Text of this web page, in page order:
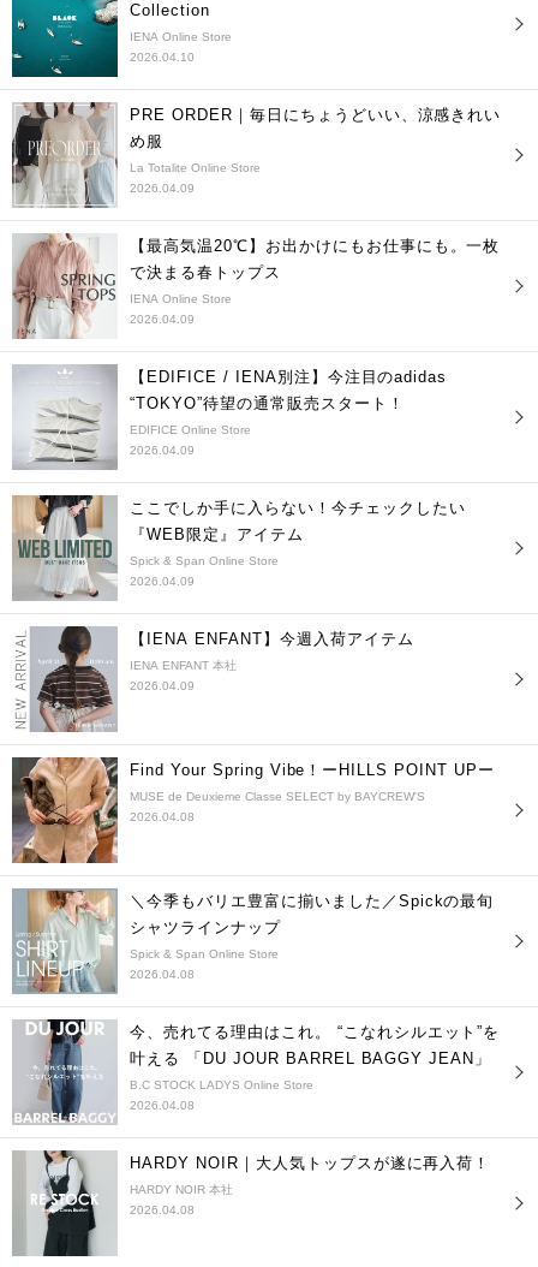
Collection
IENA Online Store
2026.04.10
PRE ORDER｜毎日にちょうどいい、涼感きれい
め服
La Totalite Online Store
2026.04.09
【最高気温20℃】お出かけにもお仕事にも。一枚
で決まる春トップス
IENA Online Store
2026.04.09
【EDIFICE / IENA別注】今注目のadidas
“TOKYO”待望の通常販売スタート！
EDIFICE Online Store
2026.04.09
ここでしか手に入らない！今チェックしたい
『WEB限定』アイテム
Spick & Span Online Store
2026.04.09
【IENA ENFANT】今週入荷アイテム
IENA ENFANT 本社
2026.04.09
Find Your Spring Vibe！ーHILLS POINT UPー
MUSE de Deuxieme Classe SELECT by BAYCREW'S
2026.04.08
＼今季もバリエ豊富に揃いました／Spickの最旬
シャツラインナップ
Spick & Span Online Store
2026.04.08
今、売れてる理由はこれ。 “こなれシルエット”を
叶える 「DU JOUR BARREL BAGGY JEAN」
B.C STOCK LADYS Online Store
2026.04.08
HARDY NOIR｜大人気トップスが遂に再入荷！
HARDY NOIR 本社
2026.04.08